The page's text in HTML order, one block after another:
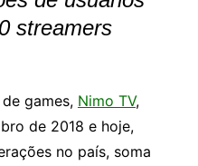
streamers
games, Nimo TV,
de 2018 e hoje,
no país, soma